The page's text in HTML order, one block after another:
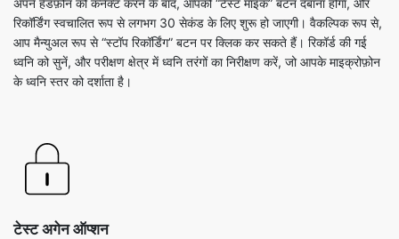
अपने हेडफ़ोन को कनेक्ट करने के बाद, आपको “टेस्ट माइक” बटन दबाना होगा, और
रिकॉर्डिंग स्वचालित रूप से लगभग 30 सेकंड के लिए शुरू हो जाएगी। वैकल्पिक रूप से,
आप मैन्युअल रूप से “स्टॉप रिकॉर्डिंग” बटन पर क्लिक कर सकते हैं। रिकॉर्ड की गई
ध्वनि को सुनें, और परीक्षण क्षेत्र में ध्वनि तरंगों का निरीक्षण करें, जो आपके माइक्रोफ़ोन
के ध्वनि स्तर को दर्शाता है।
टेस्ट अगेन ऑप्शन